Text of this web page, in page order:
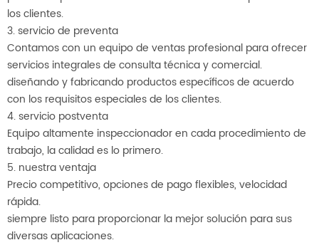
los clientes.
3. servicio de preventa
Contamos con un equipo de ventas profesional para ofrecer
servicios integrales de consulta técnica y comercial.
diseñando y fabricando productos específicos de acuerdo
con los requisitos especiales de los clientes.
4. servicio postventa
Equipo altamente inspeccionador en cada procedimiento de
trabajo, la calidad es lo primero.
5. nuestra ventaja
Precio competitivo, opciones de pago flexibles, velocidad
rápida.
siempre listo para proporcionar la mejor solución para sus
diversas aplicaciones.